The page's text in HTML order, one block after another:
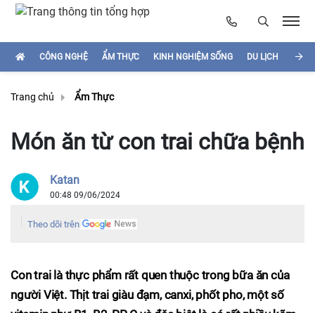
CÔNG NGHỆ ẨM THỰC KINH NGHIỆM SỐNG DU LỊCH
Trang chủ Ẩm Thực
Món ăn từ con trai chữa bệnh
Katan
00:48 09/06/2024
Theo dõi trên
Con trai là thực phẩm rất quen thuộc trong bữa ăn của
người Việt. Thịt trai giàu đạm, canxi, phốt pho, một số